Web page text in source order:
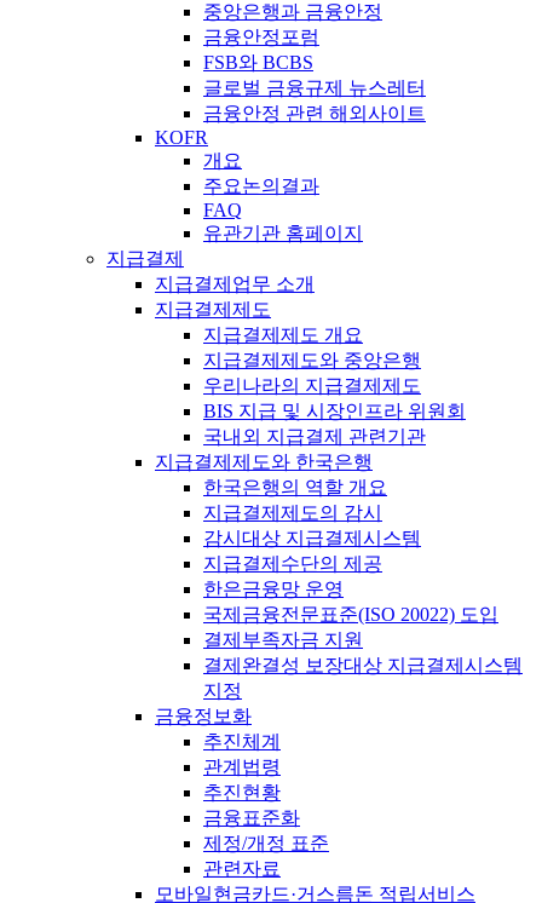
중앙은행과 금융안정
금융안정포럼
FSB와 BCBS
글로벌 금융규제 뉴스레터
금융안정 관련 해외사이트
KOFR
개요
주요논의결과
FAQ
유관기관 홈페이지
지급결제
지급결제업무 소개
지급결제제도
지급결제제도 개요
지급결제제도와 중앙은행
우리나라의 지급결제제도
BIS 지급 및 시장인프라 위원회
국내외 지급결제 관련기관
지급결제제도와 한국은행
한국은행의 역할 개요
지급결제제도의 감시
감시대상 지급결제시스템
지급결제수단의 제공
한은금융망 운영
국제금융전문표준(ISO 20022) 도입
결제부족자금 지원
결제완결성 보장대상 지급결제시스템
지정
금융정보화
추진체계
관계법령
추진현황
금융표준화
제정/개정 표준
관련자료
모바일현금카드·거스름돈 적립서비스